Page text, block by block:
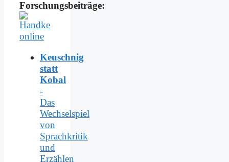
Forschungsbeiträge:
Keuschnig
statt
Kobal
-
Das
Wechselspiel
von
Sprachkritik
und
Erzählen